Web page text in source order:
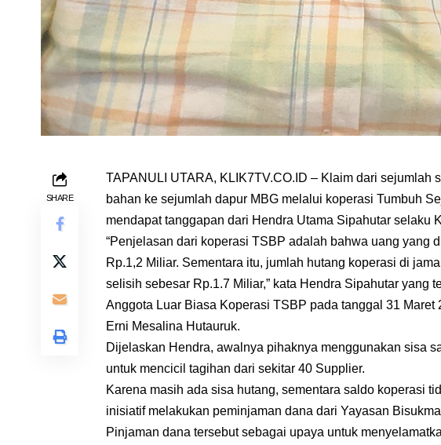
SHARE
TAPANULI UTARA, KLIK7TV.CO.ID – Klaim dari sejumlah
bahan ke sejumlah dapur MBG melalui koperasi Tumbuh
mendapat tanggapan dari Hendra Utama Sipahutar selaku
“Penjelasan dari koperasi TSBP adalah bahwa uang yang
Rp.1,2 Miliar. Sementara itu, jumlah hutang koperasi di
selisih sebesar Rp.1.7 Miliar,” kata Hendra Sipahutar yang
Anggota Luar Biasa Koperasi TSBP pada tanggal 31
Erni Mesalina Hutauruk.
Dijelaskan Hendra, awalnya pihaknya menggunakan sisa
untuk mencicil tagihan dari sekitar 40 Supplier.
Karena masih ada sisa hutang, sementara saldo koperasi
inisiatif melakukan peminjaman dana dari Yayasan
Pinjaman dana tersebut sebagai upaya untuk